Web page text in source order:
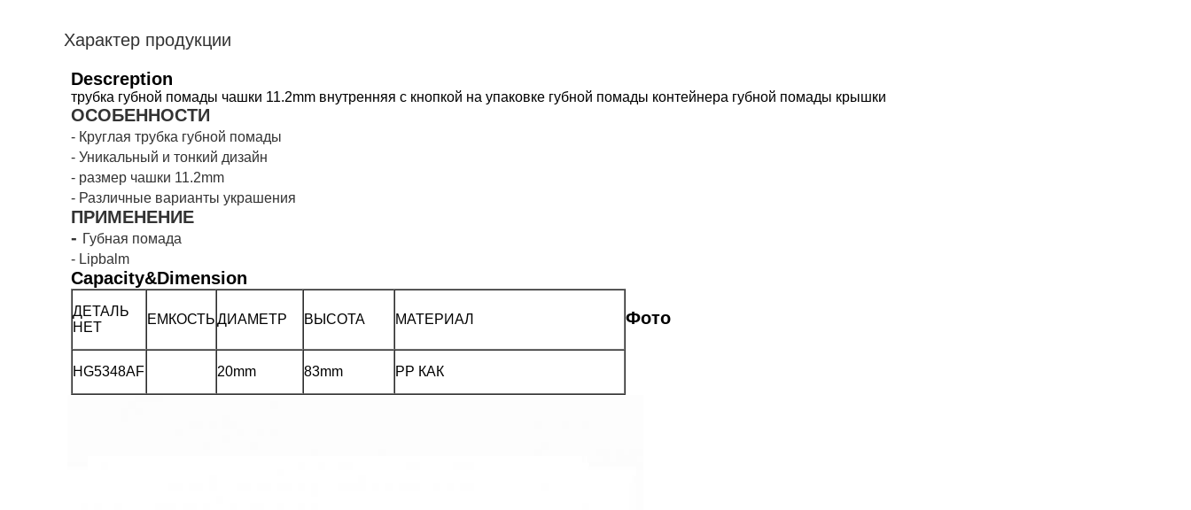
Характер продукции
Descreption
трубка губной помады чашки 11.2mm внутренняя с кнопкой на упаковке губной помады контейнера губной помады крышки
ОСОБЕННОСТИ
- Круглая трубка губной помады
- Уникальный и тонкий дизайн
- размер чашки 11.2mm
- Различные варианты украшения
ПРИМЕНЕНИЕ
- Губная помада
- Lipbalm
Capacity&Dimension
ДЕТАЛЬ
НЕТ
ЕМКОСТЬДИАМЕТР ВЫСОТА МАТЕРИАЛ
HG5348AF 20mm 83mm PP КАК
Фото